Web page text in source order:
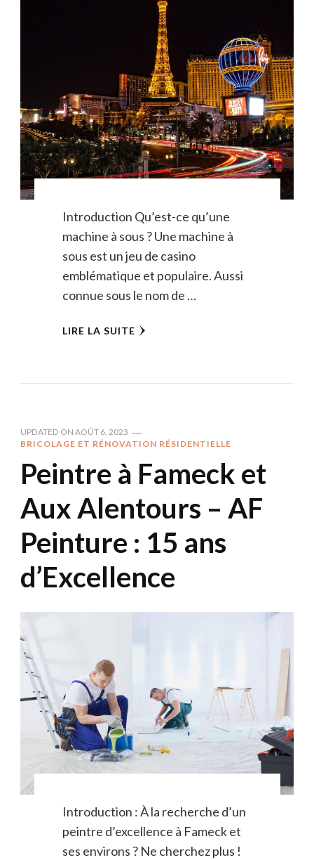
Introduction Qu’est-ce qu’une
machine à sous ? Une machine à
sous est un jeu de casino
emblématique et populaire. Aussi
connue sous le nom de …
LIRE LA SUITE
UPDATED ON AOÛT 6, 2023
BRICOLAGE ET RÉNOVATION RÉSIDENTIELLE
Peintre à Fameck et
Aux Alentours – AF
Peinture : 15 ans
d’Excellence
Introduction : À la recherche d’un
peintre d’excellence à Fameck et
ses environs ? Ne cherchez plus !